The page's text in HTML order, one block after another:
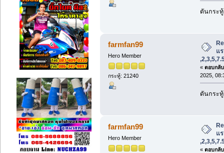
ดันกระ
farmfan99
Hero Member
กระทู้: 21240
แ
« ตอบกลั
2025,
ดันกระ
farmfan99
Hero Member
แ
« ตอบกลั